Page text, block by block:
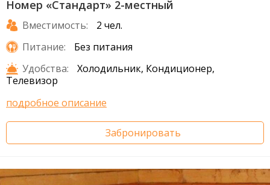
Номер «Стандарт» 2-местный
Вместимость:
2 чел.
Питание:
Без питания
Удобства:
Холодильник, Кондиционер,
Телевизор
подробное описание
Забронировать